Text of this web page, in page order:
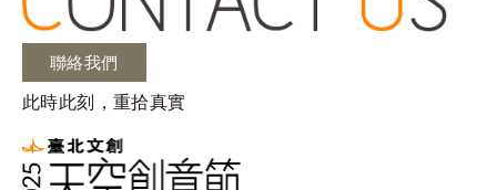
聯絡我們
此時此刻，重拾真實